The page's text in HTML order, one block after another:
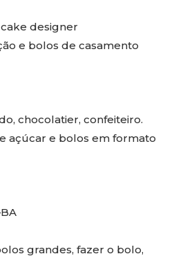
designer
e bolos de casamento
chocolatier, confeiteiro.
açúcar e bolos em formato
grandes, fazer o bolo,